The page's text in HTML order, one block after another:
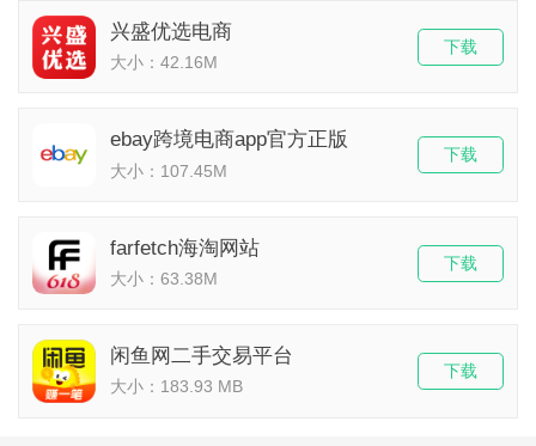
兴盛优选电商
大小：42.16M
下载
ebay跨境电商app官方正版
大小：107.45M
下载
farfetch海淘网站
大小：63.38M
下载
闲鱼网二手交易平台
大小：183.93 MB
下载